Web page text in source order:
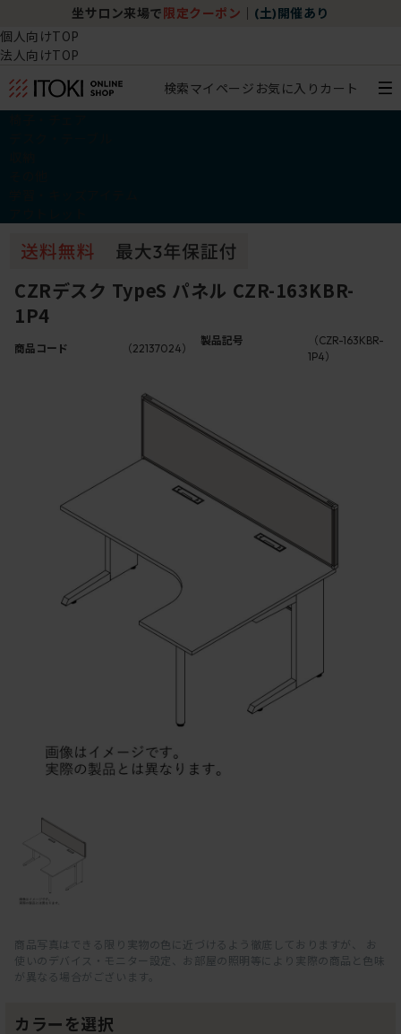
坐サロン来場で 限定クーポン (土)開催あり
個人向けTOP
法人向けTOP
検索マイページ お気に入り カート
CZRデスク TypeS パネル CZR-163KBR-
1P4
商品コード （22137024）
製品記号
（CZR-163KBR-
1P4）
商品写真はできる限り実物の色に近づけるよう徹底しておりますが、 お
使いのデバイス・モニター設定、お部屋の照明等により実際の商品と色味
が異なる場合がございます。
カラーを選択